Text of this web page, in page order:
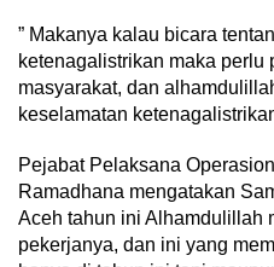
” Makanya kalau bicara
ketenagalistrikan maka
masyarakat, dan
keselamatan
Pejabat Pelaksana
Ramadhana mengatakan
Aceh tahun ini Alhamdulillah
pekerjanya, dan ini yang